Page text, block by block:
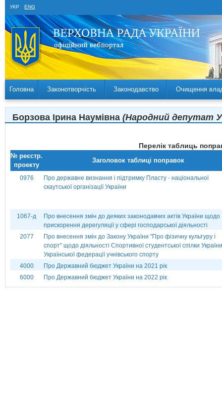
УКР ENG
Головна Законотворчість Законодавство Очищення
Борзова Ірина Наумівна (Народний депутат
Перелік таблиць
№ реєстр.
проекту
Заголовок таблиці поправок
0976
Про державне визнання і підтримку Пласту - національної
скаутської організації України
1067-д
Про внесення змін до деяких законодавчих актів України щодо
прискорення дерегуляції у сфері господарської діяльності
2077
Про внесення змін до Закону України "Про фізичну культуру і
спорт" щодо діяльності Спортивної студентської спілки
Української федерації учнівського спорту
4000
Про Державний бюджет України на 2021 рік
6000
Про Державний бюджет України на 2022 рік